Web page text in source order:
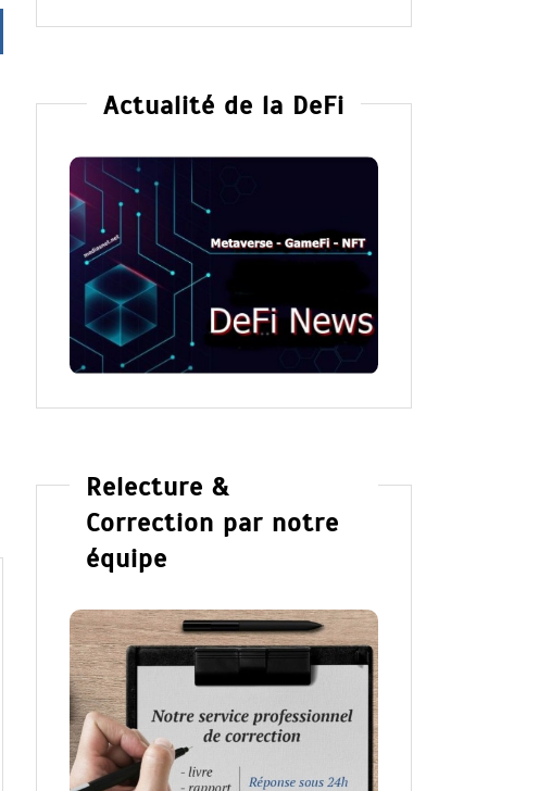
Dans Romance
Actualité de la DeFi
Relecture &
Correction par notre
équipe